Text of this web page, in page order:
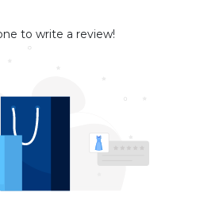
to write a review!